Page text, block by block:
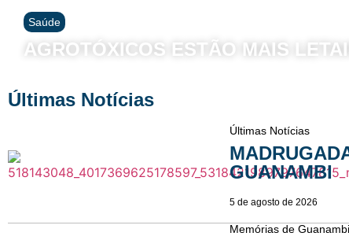
Saúde
AGROTÓXICOS ESTÃO MAIS
Últimas Notícias
Últimas Notícias
GUANAMBI
5 de agosto de 2026
Memórias de Guanambi